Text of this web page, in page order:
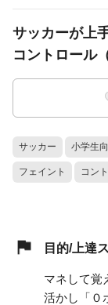
サッカーが上
コントロール
サッカー 小学生
フェイント コン
目的/上達
マネして覚
活かし「０